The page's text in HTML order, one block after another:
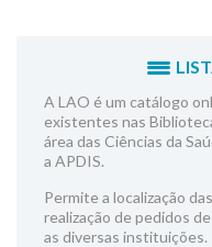
A LAO é um catálogo
existentes nas
área das Ciências da
a APDIS.
Permite a localização
realização de pedidos
as diversas instituições.